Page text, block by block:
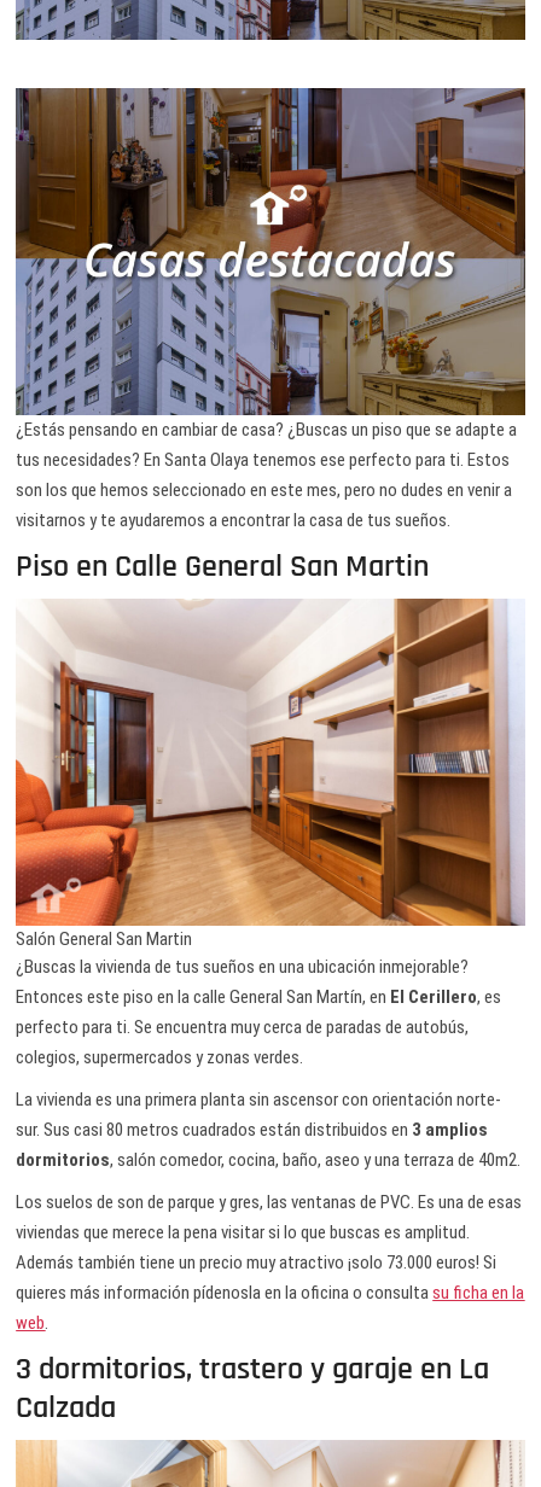
¿Estás pensando en cambiar de casa? ¿Buscas un piso que se adapte a
tus necesidades? En Santa Olaya tenemos ese perfecto para ti. Estos
son los que hemos seleccionado en este mes, pero no dudes en venir a
visitarnos y te ayudaremos a encontrar la casa de tus sueños.
Piso en Calle General San Martin
Salón General San Martin
¿Buscas la vivienda de tus sueños en una ubicación inmejorable?
Entonces este piso en la calle General San Martín, en El Cerillero, es
perfecto para ti. Se encuentra muy cerca de paradas de autobús,
colegios, supermercados y zonas verdes.
La vivienda es una primera planta sin ascensor con orientación norte-
sur. Sus casi 80 metros cuadrados están distribuidos en 3 amplios
dormitorios, salón comedor, cocina, baño, aseo y una terraza de 40m2.
Los suelos de son de parque y gres, las ventanas de PVC. Es una de esas
viviendas que merece la pena visitar si lo que buscas es amplitud.
Además también tiene un precio muy atractivo ¡solo 73.000 euros! Si
quieres más información pídenosla en la oficina o consultasu ficha en la
web.
3 dormitorios, trastero y garaje en La
Calzada